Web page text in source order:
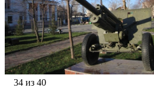
34 из 40